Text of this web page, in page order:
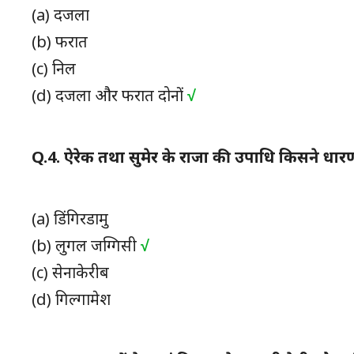
(a) दजला
(b) फरात
(c) निल
(d) दजला और फरात दोनों√
Q.4. ऐरेक तथा सुमेर के राजा की उपाधि किसने
(a) डिंगिरडामु
(b) लुगल जग्गिसी√
(c) सेनाकेरीब
(d) गिल्गामेश